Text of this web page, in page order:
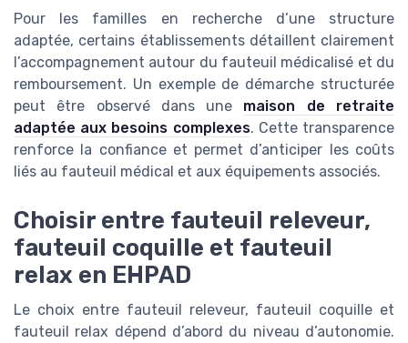
Pour les familles en recherche d’une structure
adaptée, certains établissements détaillent clairement
l’accompagnement autour du fauteuil médicalisé et du
remboursement. Un exemple de démarche structurée
peut être observé dans une maison de retraite
adaptée aux besoins complexes. Cette transparence
renforce la confiance et permet d’anticiper les coûts
liés au fauteuil médical et aux équipements associés.
Choisir entre fauteuil releveur,
fauteuil coquille et fauteuil
relax en EHPAD
Le choix entre fauteuil releveur, fauteuil coquille et
fauteuil relax dépend d’abord du niveau d’autonomie.